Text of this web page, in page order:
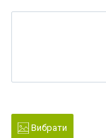
Вибрати